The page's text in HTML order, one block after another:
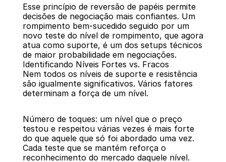
Esse princípio de reversão de papéis permite
decisões de negociação mais confiantes. Um
rompimento bem-sucedido seguido por um
novo teste do nível de rompimento, que agora
atua como suporte, é um dos setups técnicos
de maior probabilidade em negociações.
Identificando Níveis Fortes vs. Fracos
Nem todos os níveis de suporte e resistência
são igualmente significativos. Vários fatores
determinam a força de um nível.
Número de toques: um nível que o preço
testou e respeitou várias vezes é mais forte
do que aquele que só foi abordado uma vez.
Cada teste que se mantém reforça o
reconhecimento do mercado daquele nível.